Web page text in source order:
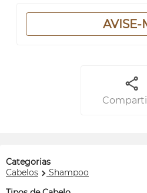
AVISE-
Categorias
Cabelos
Shampoo